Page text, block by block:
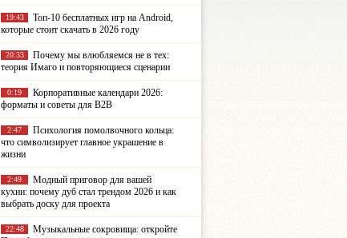
19:43
Топ-10 бесплатных игр на Android,
которые стоит скачать в 2026 году
20:33
Почему мы влюбляемся не в тех:
теория Имаго и повторяющиеся сценарии
0:19
Корпоративные календари 2026:
форматы и советы для B2B
2:47
Психология помолвочного кольца:
что символизирует главное украшение в
жизни
2:49
Модный приговор для вашей
кухни: почему дуб стал трендом 2026 и как
выбрать доску для проекта
22:48
Музыкальные сокровища: откройте